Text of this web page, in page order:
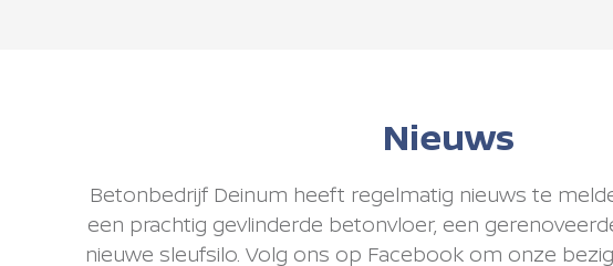
Nieuws
Betonbedrijf Deinum heeft regelmatig nieuws te
een prachtig gevlinderde betonvloer, een
nieuwe sleufsilo. Volg ons op Facebook om onze